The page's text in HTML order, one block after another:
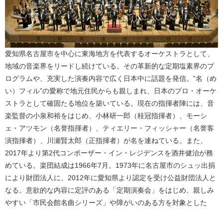
愛知県名古屋市を中心に東海地方を代表するオーケストラとして、
地域の音楽界をリードし続けている。その革新的な定期塩素界のプ
ログラムや、充実した演奏内容で広く日本中に話題を発信。”名（め
い）フィル”の愛称で地元住民からも親しまれ、日本のプロ・オーケ
ストラとして確固たる地位を築いている。現在の指揮者陣には、音
楽監督の小泉和裕をはじめ、小林研一郎（桂冠指揮者）、モーシ
ェ・アツモン（名誉指揮者）、ティエリー・フィッシャー（名誉客
演指揮者）、川瀬賢太郎（正指揮者）が名を連ねている。また、
2017年より第2代コンポーザー・イン・レジデンスを酒井健治が務
めている。楽団結成は1966年7月。1973年に名古屋市のシュッ出捐
により財団法人に、2012年に愛知県より認定を受け公益財団法人と
なる。意欲的な内容に定評のある「定期演奏会」をはじめ、親しみ
やすい「市民会館名曲シリーズ」や障がいのある方を対象とした